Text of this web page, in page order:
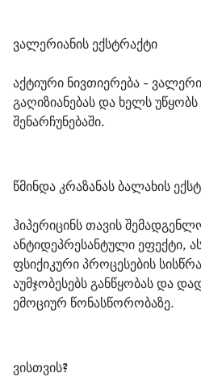
ვალერიანის ექსტრაქტი
აქტიური ნივთიერება -
გაღიზიანებას და ხელს
შენარჩუნებაში.
წმინდა კრაზანას ბალახის
ჰიპერიცინს თავის
ანტიდეპრესანტული ეფექტი,
ფსიქიკური პროცესების
აუმჯობესებს განწყობას და
ემოციურ წონასწორობაზე.
ვისთვის?